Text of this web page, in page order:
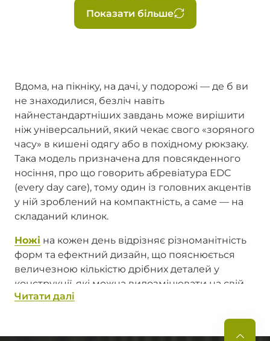
Розбивка
на
сторінки
Показати більше
сторінка
Вдома, на пікніку, на дачі, у подорожі — де б ви
не знаходилися, безліч навіть
найнестандартніших завдань може вирішити
ніж універсальний, який чекає свого «зоряного
часу» в кишені одягу або в похідному рюкзаку.
Така модель призначена для повсякденного
носіння, про що говорить абревіатура EDC
(every day care), тому один із головних акцентів
у ній зроблений на компактність, а саме — на
складаний клинок.
Ножі на кожен день відрізняє різноманітність
форм та ефектний дизайн, що пояснюється
величезною кількістю дрібних деталей у
конструкції, які можна видозмінювати на свій
смак. Щоб зрозуміти, наскільки багатогранний
Читати далi